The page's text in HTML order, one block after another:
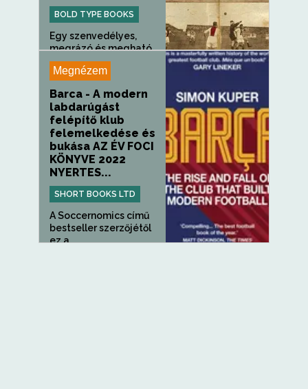
BOLD TYPE BOOKS
Egy szenvedélyes,
megrázó és megható
mű, amely...
Megnézem
Barca - A modern
labdarúgást
felépítő klub
felemelkedése és
bukása AZ ÉV FOCI
KÖNYVE 2022
NYERTES...
SHORT BOOKS LTD
A Soccernomics című
bestseller szerzőjétől
ez a...